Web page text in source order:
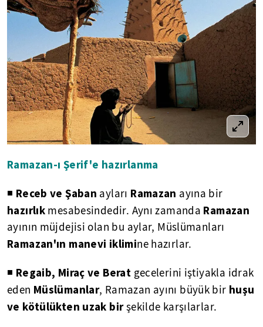
Ramazan-ı Şerif'e hazırlanma
◾ Receb ve Şaban ayları Ramazan ayına bir
hazırlık mesabesindedir. Aynı zamanda Ramazan
ayının müjdejisi olan bu aylar, Müslümanları
Ramazan'ın manevi iklimine hazırlar.
◾ Regaib, Miraç ve Berat gecelerini iştiyakla idrak
eden Müslümanlar, Ramazan ayını büyük bir huşu
ve kötülükten uzak birşekilde karşılarlar.